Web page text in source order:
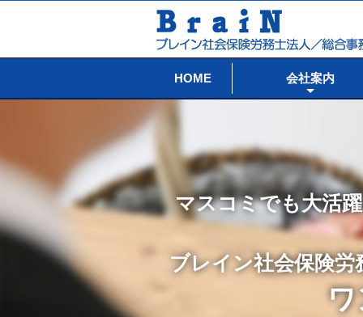
HOME 会社案内
マスコミでも大活
ブレイン社会保険労
ワ